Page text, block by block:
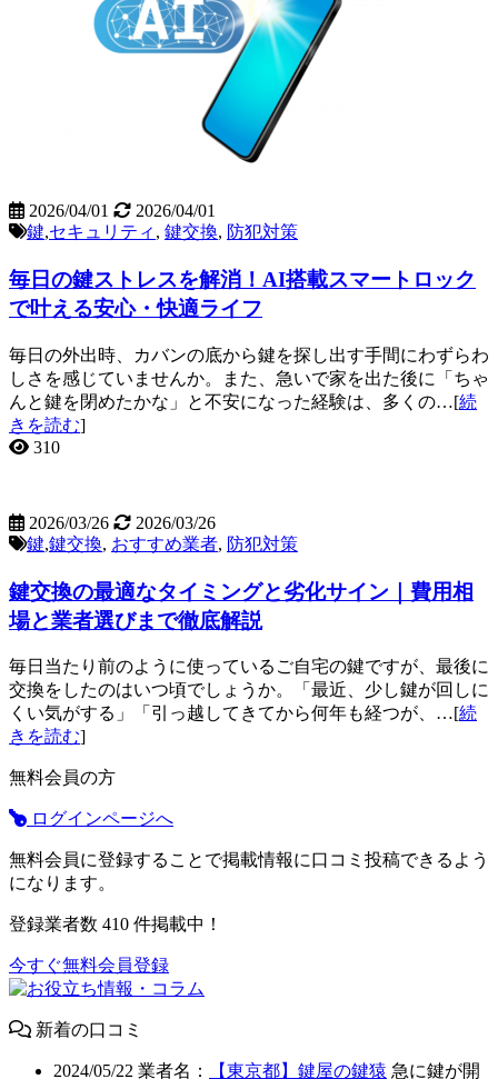
2026/04/01
2026/04/01
鍵,セキュリティ , 鍵交換, 防犯対策
毎日の鍵ストレスを解消！AI搭載スマートロック
で叶える安心・快適ライフ
毎日の外出時、カバンの底から鍵を探し出す手間にわずらわ
しさを感じていませんか。また、急いで家を出た後に「ちゃ
んと鍵を閉めたかな」と不安になった経験は、多くの…[続
きを読む]
310
2026/03/26
2026/03/26
鍵,鍵交換, おすすめ業者, 防犯対策
鍵交換の最適なタイミングと劣化サイン｜費用相
場と業者選びまで徹底解説
毎日当たり前のように使っているご自宅の鍵ですが、最後に
交換をしたのはいつ頃でしょうか。「最近、少し鍵が回しに
くい気がする」「引っ越してきてから何年も経つが、…[続
きを読む]
無料会員の方
ログインページへ
無料会員に登録することで掲載情報に口コミ投稿できるよう
になります。
登録業者数 410 件掲載中！
今すぐ無料会員登録
新着の口コミ
2024/05/22 業者名： 【東京都】鍵屋の鍵猿 急に鍵が開